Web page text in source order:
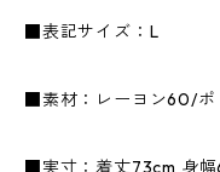
■表記サイズ：L
■素材：レーヨン60/ポ
■実寸：着丈73cm 身